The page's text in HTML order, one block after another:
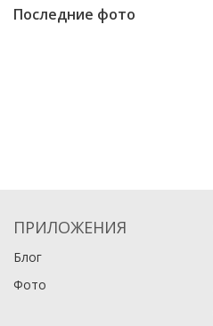
Последние фото
ПРИЛОЖЕНИЯ
Блог
Фото